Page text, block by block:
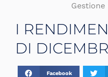
Gestione
I
DI
Facebook